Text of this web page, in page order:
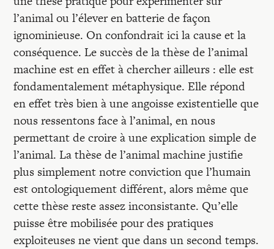
l’animal ou l’élever en batterie de façon
ignominieuse. On confondrait ici la cause et la
conséquence. Le succès de la thèse de l’animal
machine est en effet à chercher ailleurs : elle est
fondamentalement métaphysique. Elle répond
en effet très bien à une angoisse existentielle que
nous ressentons face à l’animal, en nous
permettant de croire à une explication simple de
l’animal. La thèse de l’animal machine justifie
plus simplement notre conviction que l’humain
est ontologiquement différent, alors même que
cette thèse reste assez inconsistante. Qu’elle
puisse être mobilisée pour des pratiques
exploiteuses ne vient que dans un second temps.